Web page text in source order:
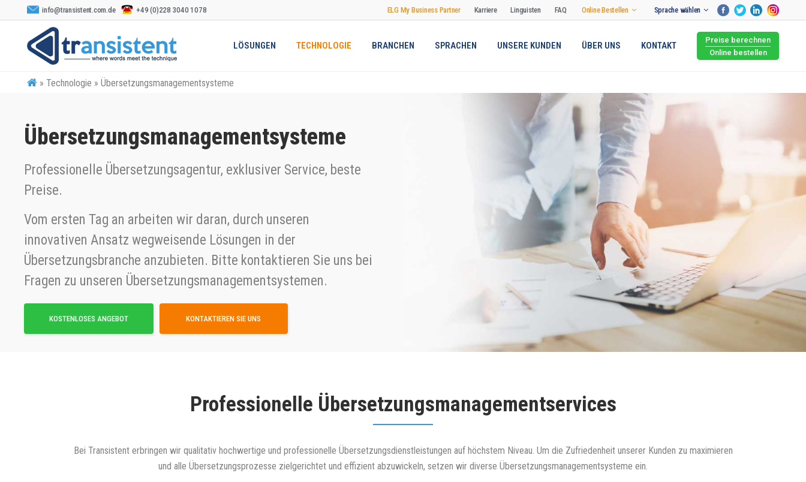
info@transistent.com.de +49 (0)228 3040 1078 ELG My Business Partner Karriere Linguisten FAQ Online Bestellen Sprache wählen
Preise berechnen
Online bestellen
LÖSUNGEN TECHNOLOGIE BRANCHEN SPRACHEN UNSERE KUNDEN ÜBER UNS KONTAKT
» Technologie » Übersetzungsmanagementsysteme
Übersetzungsmanagementsysteme
Professionelle Übersetzungsagentur, exklusiver Service, beste
Preise.
Vom ersten Tag an arbeiten wir daran, durch unseren
innovativen Ansatz wegweisende Lösungen in der
Übersetzungsbranche anzubieten. Bitte kontaktieren Sie uns bei
Fragen zu unseren Übersetzungsmanagementsystemen.
KOSTENLOSES ANGEBOT KONTAKTIEREN SIE UNS
Professionelle Übersetzungsmanagementservices
Bei Transistent erbringen wir qualitativ hochwertige und professionelle Übersetzungsdienstleistungen auf höchstem Niveau. Um die Zufriedenheit unserer Kunden zu maximieren
und alle Übersetzungsprozesse zielgerichtet und effizient abzuwickeln, setzen wir diverse Übersetzungsmanagementsysteme ein.